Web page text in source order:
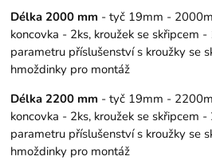
Délka 2000 mm - tyč 19mm -
koncovka - 2ks, kroužek se skřipcem
parametru příslušenství s kroužky se
hmoždinky pro montáž
Délka 2200 mm - tyč 19mm -
koncovka - 2ks, kroužek se skřipcem
parametru příslušenství s kroužky se
hmoždinky pro montáž